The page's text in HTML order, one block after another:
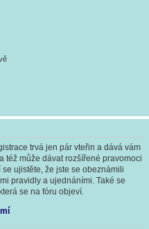
trvá jen pár vteřin a dává vám
též může dávat rozšířené pravomoci
ujistěte, že jste se obeznámili
pravidly a ujednáními. Také se
se na fóru objeví.